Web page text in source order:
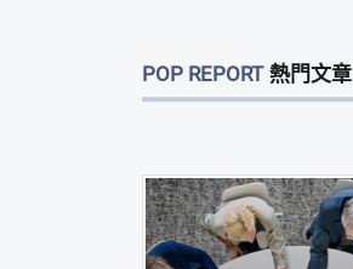
POP REPORT 熱門文章